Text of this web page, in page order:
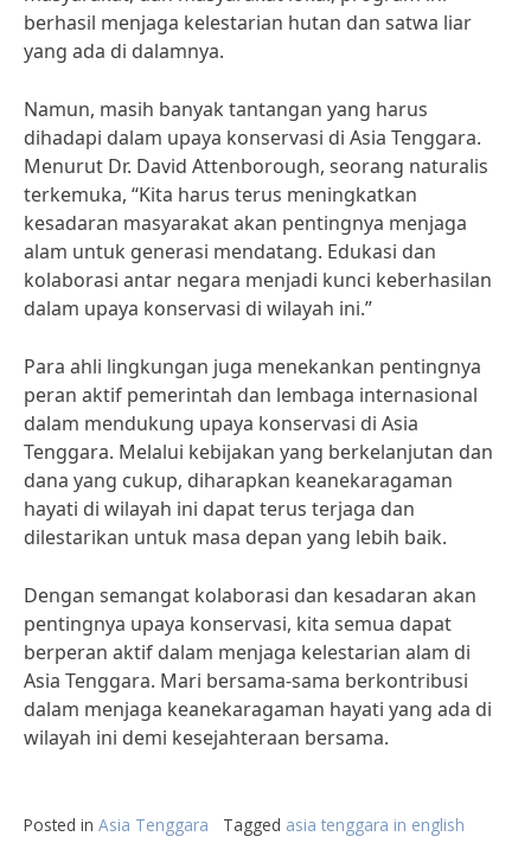
berhasil menjaga kelestarian hutan dan satwa liar
yang ada di dalamnya.
Namun, masih banyak tantangan yang harus
dihadapi dalam upaya konservasi di Asia Tenggara.
Menurut Dr. David Attenborough, seorang naturalis
terkemuka, “Kita harus terus meningkatkan
kesadaran masyarakat akan pentingnya menjaga
alam untuk generasi mendatang. Edukasi dan
kolaborasi antar negara menjadi kunci keberhasilan
dalam upaya konservasi di wilayah ini.”
Para ahli lingkungan juga menekankan pentingnya
peran aktif pemerintah dan lembaga internasional
dalam mendukung upaya konservasi di Asia
Tenggara. Melalui kebijakan yang berkelanjutan dan
dana yang cukup, diharapkan keanekaragaman
hayati di wilayah ini dapat terus terjaga dan
dilestarikan untuk masa depan yang lebih baik.
Dengan semangat kolaborasi dan kesadaran akan
pentingnya upaya konservasi, kita semua dapat
berperan aktif dalam menjaga kelestarian alam di
Asia Tenggara. Mari bersama-sama berkontribusi
dalam menjaga keanekaragaman hayati yang ada di
wilayah ini demi kesejahteraan bersama.
Posted in Asia Tenggara Tagged asia tenggara in english